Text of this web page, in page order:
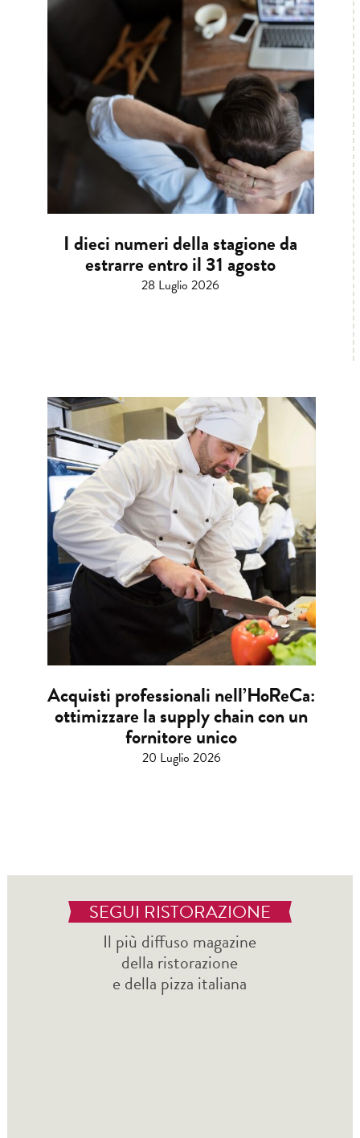
I dieci numeri della stagione da
estrarre entro il 31 agosto
28 Luglio 2026
Acquisti professionali nell’HoReCa:
ottimizzare la supply chain con un
fornitore unico
20 Luglio 2026
SEGUI RISTORAZIONE
Il più diffuso magazine
della ristorazione
e della pizza italiana